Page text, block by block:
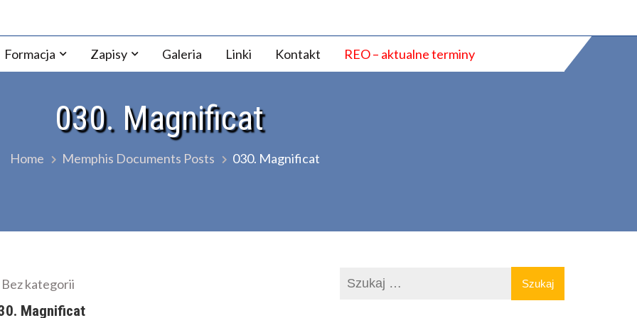
Warszawsko-Praskiej
Formacja Zapisy Galeria Linki Kontakt REO – aktualne terminy
030. Magnificat
Home Memphis Documents Posts 030. Magnificat
Bez kategorii
Magnificat